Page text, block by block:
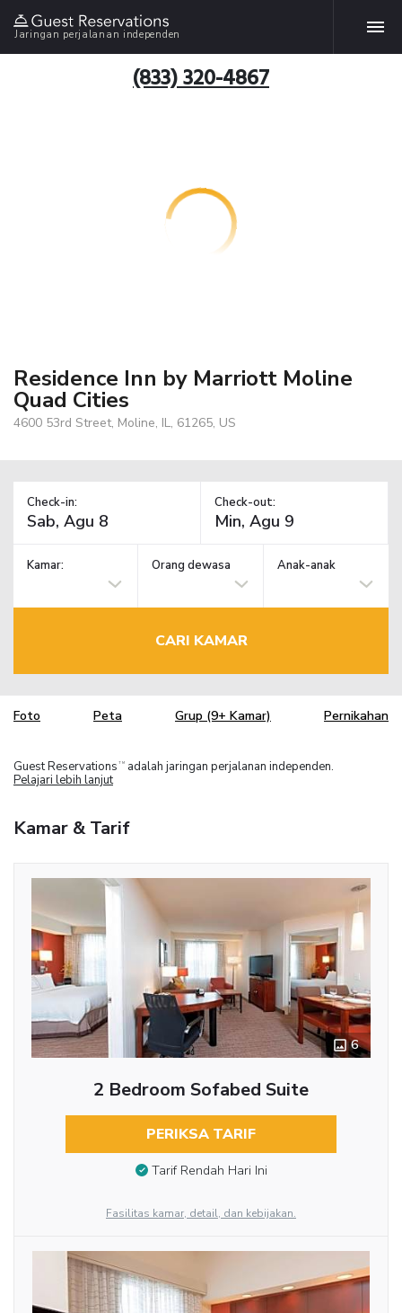
Jaringan perjalanan independen
(833) 320-4867
Residence Inn by Marriott Moline
Quad Cities
4600 53rd Street, Moline, IL, 61265, US
Check-in: Check-out:
Kamar: Orang dewasa Anak-anak
CARI KAMAR
Foto Peta Grup (9+ Kamar) Pernikahan
Guest Reservations TM
adalah jaringan perjalanan independen.
Pelajari lebih lanjut
Kamar & Tarif
6
2 Bedroom Sofabed Suite
PERIKSA TARIF
Tarif Rendah Hari Ini
Fasilitas kamar, detail, dan kebijakan.